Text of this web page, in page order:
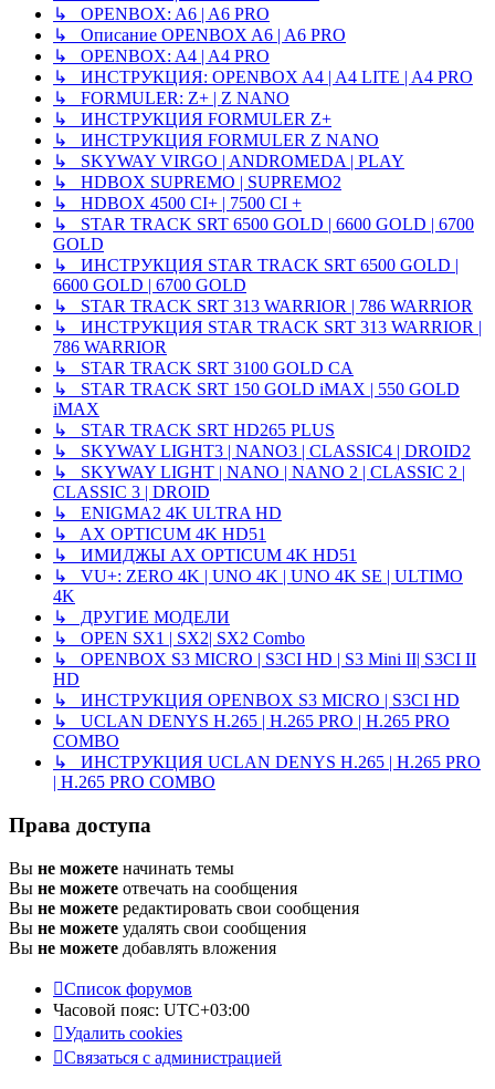
↳ OPENBOX: A6 | A6 PRO
↳ Описание OPENBOX A6 | A6 PRO
↳ OPENBOX: A4 | A4 PRO
↳ ИНСТРУКЦИЯ: OPENBOX A4 | A4 LITE | A4 PRO
↳ FORMULER: Z+ | Z NANO
↳ ИНСТРУКЦИЯ FORMULER Z+
↳ ИНСТРУКЦИЯ FORMULER Z NANO
↳ SKYWAY VIRGO | ANDROMEDA | PLAY
↳ HDBOX SUPREMO | SUPREMO2
↳ HDBOX 4500 CI+ | 7500 CI +
↳ STAR TRACK SRT 6500 GOLD | 6600 GOLD | 6700
GOLD
↳ ИНСТРУКЦИЯ STAR TRACK SRT 6500 GOLD |
6600 GOLD | 6700 GOLD
↳ STAR TRACK SRT 313 WARRIOR | 786 WARRIOR
↳ ИНСТРУКЦИЯ STAR TRACK SRT 313 WARRIOR |
786 WARRIOR
↳ STAR TRACK SRT 3100 GOLD CA
↳ STAR TRACK SRT 150 GOLD iMAX | 550 GOLD
iMAX
↳ STAR TRACK SRT HD265 PLUS
↳ SKYWAY LIGHT3 | NANO3 | CLASSIC4 | DROID2
↳ SKYWAY LIGHT | NANO | NANO 2 | CLASSIC 2 |
CLASSIC 3 | DROID
↳ ENIGMA2 4K ULTRA HD
↳ AX OPTICUM 4K HD51
↳ ИМИДЖЫ AX OPTICUM 4K HD51
↳ VU+: ZERO 4K | UNO 4K | UNO 4K SE | ULTIMO
4K
↳ ДРУГИЕ МОДЕЛИ
↳ OPEN SX1 | SX2| SX2 Combo
↳ OPENBOX S3 MICRO | S3CI HD | S3 Mini II| S3CI II
HD
↳ ИНСТРУКЦИЯ OPENBOX S3 MICRO | S3CI HD
↳ UCLAN DENYS H.265 | H.265 PRO | H.265 PRO
COMBO
↳ ИНСТРУКЦИЯ UCLAN DENYS H.265 | H.265 PRO
| H.265 PRO COMBO
Права доступа
Вы не можете начинать темы
Вы не можете отвечать на сообщения
Вы не можете редактировать свои сообщения
Вы не можете удалять свои сообщения
Вы не можете добавлять вложения
Список форумов
Часовой пояс: UTC+03:00
Удалить cookies
Связаться с администрацией